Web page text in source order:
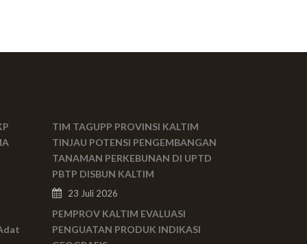
TIM TAGUPP PROVINSI KALTIM
TINJAU POTENSI PENGEMBANGAN
TANAMAN PERKEBUNAN DI UPTD
PBTP DISBUN KALTIM
23 Juli 2026
PEMPROV KALTIM EVALUASI
PENGUATAN PRODUK INDIKASI